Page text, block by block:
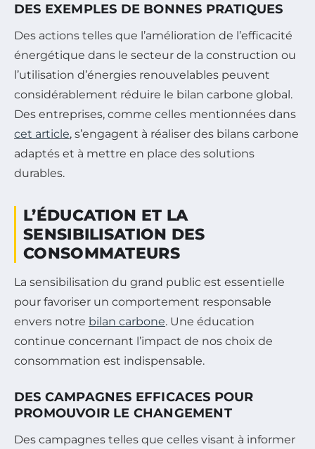
DES EXEMPLES DE BONNES PRATIQUES
Des actions telles que l’amélioration de l’efficacité
énergétique dans le secteur de la construction ou
l’utilisation d’énergies renouvelables peuvent
considérablement réduire le bilan carbone global.
Des entreprises, comme celles mentionnées dans
cet article, s’engagent à réaliser des bilans carbone
adaptés et à mettre en place des solutions
durables.
L’ÉDUCATION ET LA
SENSIBILISATION DES
CONSOMMATEURS
La sensibilisation du grand public est essentielle
pour favoriser un comportement responsable
envers notre bilan carbone. Une éducation
continue concernant l’impact de nos choix de
consommation est indispensable.
DES CAMPAGNES EFFICACES POUR
PROMOUVOIR LE CHANGEMENT
Des campagnes telles que celles visant à informer